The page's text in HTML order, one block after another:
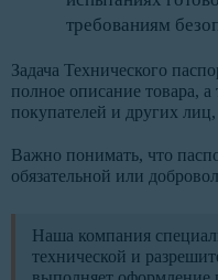
требованиям
Задача Технического
полное описание товара, а
покупателей и других лиц,
Важно понимать, что
обязательной или
Наша компания
технической и